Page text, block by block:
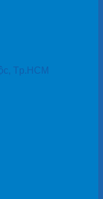
Tp.HCM